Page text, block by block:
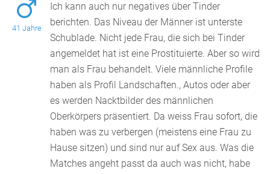
41 Jahre
Ich kann auch nur negatives über Tinder
berichten. Das Niveau der Männer ist unterste
Schublade. Nicht jede Frau, die sich bei Tinder
angemeldet hat ist eine Prostituierte. Aber so wird
man als Frau behandelt. Viele männliche Profile
haben als Profil Landschaften., Autos oder aber
es werden Nacktbilder des männlichen
Oberkörpers präsentiert. Da weiss Frau sofort, die
haben was zu verbergen (meistens eine Frau zu
Hause sitzen) und sind nur auf Sex aus. Was die
Matches angeht passt da auch was nicht, habe